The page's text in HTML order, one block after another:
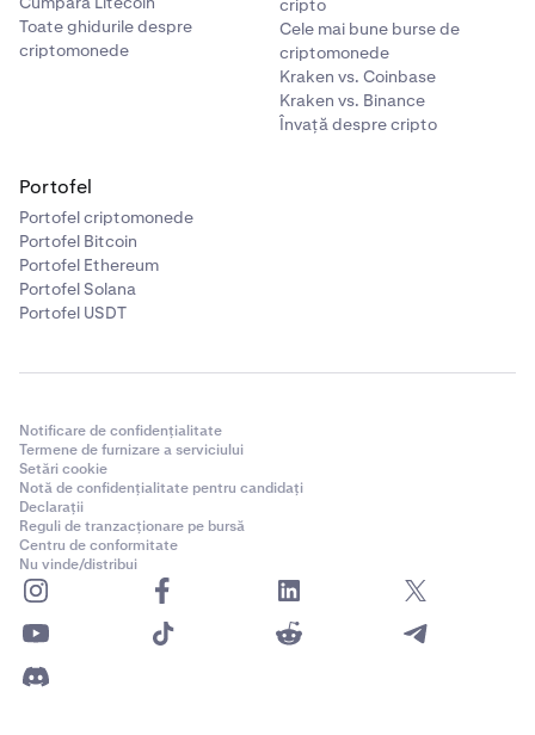
6
După confirmare, va apărea ecranul de reușită.
Monedele tale Bitcoin au fost puse în staking și vor
câștiga recompense săptămânale!
După confirmare, va apărea ecranul de reușită.
Monedele tale Bitcoin au fost puse în staking și vor
câștiga recompense săptămânale!
Toate ghidurile despre
criptomonede
cripto
Cele mai bune burse de
criptomonede
Kraken vs. Coinbase
Kraken vs. Binance
Învață despre cripto
Portofel
Portofel criptomonede
Portofel Bitcoin
Portofel Ethereum
Portofel Solana
Portofel USDT
Notificare de confidențialitate
Termene de furnizare a serviciului
Setări cookie
Notă de confidențialitate pentru candidați
Declarații
Reguli de tranzacționare pe bursă
Centru de conformitate
Nu vinde/distribui